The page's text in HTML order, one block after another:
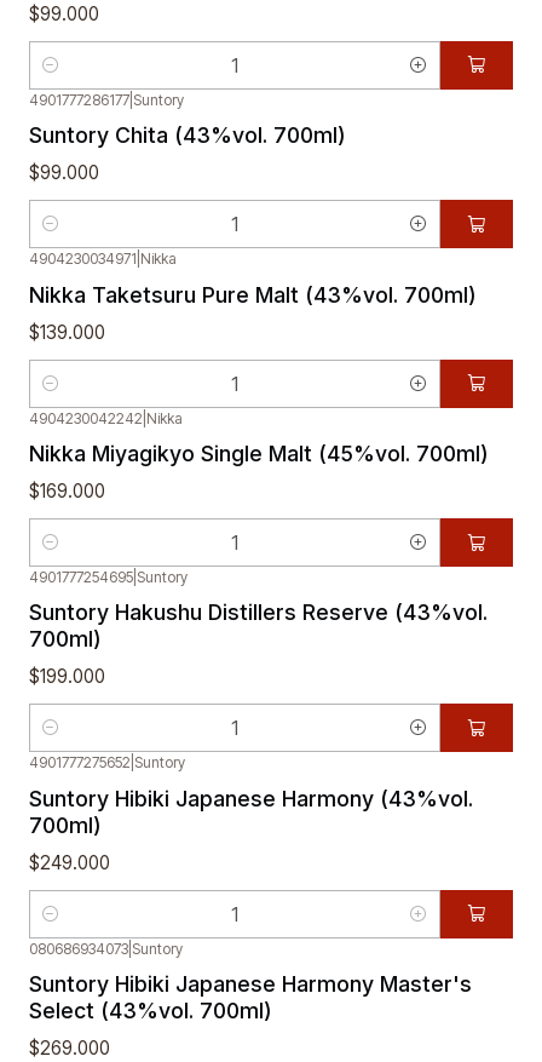
$99.000
Cantidad
4901777286177 Suntory
Suntory Chita (43%vol. 700ml)
$99.000
Cantidad
4904230034971 Nikka
Nikka Taketsuru Pure Malt (43%vol. 700ml)
$139.000
Cantidad
4904230042242 Nikka
Nikka Miyagikyo Single Malt (45%vol. 700ml)
$169.000
Cantidad
4901777254695 Suntory
Suntory Hakushu Distillers Reserve (43%vol.
700ml)
$199.000
Cantidad
4901777275652 Suntory
Suntory Hibiki Japanese Harmony (43%vol.
700ml)
$249.000
Cantidad
080686934073 Suntory
Suntory Hibiki Japanese Harmony Master's
Select (43%vol. 700ml)
$269.000